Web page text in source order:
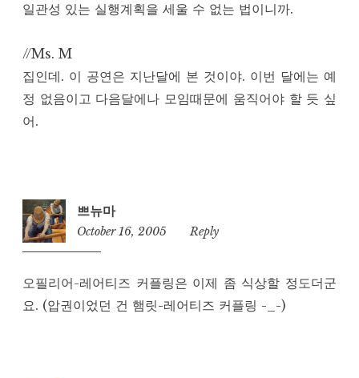
일관성 있는 실행계획을 세울 수 없는 법이니까.
//Ms. M
집인데. 이 공연은 지난달에 본 것이야. 이번 달에는 예
정 없음이고 다음달에나 모임때문에 움직어야 할 듯 싶
어.
쁘뉴마
October 16, 2005
2:43
Reply
오필리어-레어티즈 커플링은 이제 좀 식상할 정도더군
요. (압권이었던 건 햄릿-레어티즈 커플링 -_-)